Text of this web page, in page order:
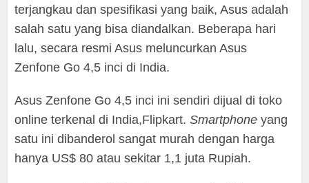
terjangkau dan spesifikasi yang baik, Asus adalah
salah satu yang bisa diandalkan. Beberapa hari
lalu, secara resmi Asus meluncurkan Asus
Zenfone Go 4,5 inci di India.
Asus Zenfone Go 4,5 inci ini sendiri dijual di toko
online terkenal di India,Flipkart.Smartphone yang
satu ini dibanderol sangat murah dengan harga
hanya US$ 80 atau sekitar 1,1 juta Rupiah.